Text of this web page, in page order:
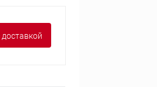
доставкой